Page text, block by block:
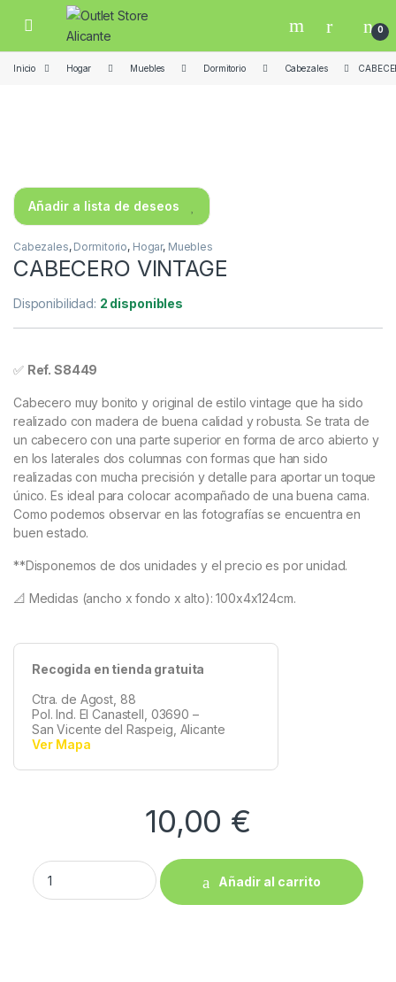
Skip to navigation
Skip to content
Open 0
Inicio Hogar Muebles Dormitorio Cabezales
Añadir a lista de deseos
Cabezales, Dormitorio, Hogar, Muebles
CABECERO VINTAGE
Disponibilidad: 2 disponibles
✅ Ref. S8449
Cabecero muy bonito y original de estilo vintage que ha sido
realizado con madera de buena calidad y robusta. Se trata de
un cabecero con una parte superior en forma de arco abierto y
en los laterales dos columnas con formas que han sido
realizadas con mucha precisión y detalle para aportar un toque
único. Es ideal para colocar acompañado de una buena cama.
Como podemos observar en las fotografías se encuentra en
buen estado.
**Disponemos de dos unidades y el precio es por unidad.
📐 Medidas (ancho x fondo x alto): 100x4x124cm.
Recogida en tienda gratuita
Ctra. de Agost, 88
Pol. Ind. El Canastell, 03690 –
San Vicente del Raspeig, Alicante
Ver Mapa
10,00 €
CABECERO VINTAGE quantity
Añadir al carrito